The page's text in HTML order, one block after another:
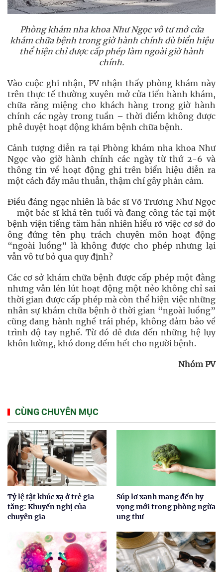
Phòng khám nha khoa Như Ngọc vô tư mở cửa
khám chữa bệnh trong giờ hành chính dù biển hiệu
thể hiện chỉ được cấp phép làm ngoài giờ hành
chính.
Vào cuộc ghi nhận, PV nhận thấy phòng khám này
trên thực tế thường xuyên mở cửa tiến hành khám,
chữa răng miệng cho khách hàng trong giờ hành
chính các ngày trong tuần – thời điểm không được
phê duyệt hoạt động khám bệnh chữa bệnh.
Cảnh tượng diễn ra tại Phòng khám nha khoa Như
Ngọc vào giờ hành chính các ngày từ thứ 2-6 và
thông tin về hoạt động ghi trên biển hiệu diễn ra
một cách đầy mâu thuẫn, thậm chí gây phản cảm.
Điều đáng ngạc nhiên là bác sĩ Võ Trương Như Ngọc
– một bác sĩ khá tên tuổi và đang công tác tại một
bệnh viện tiếng tăm hẳn nhiên hiểu rõ việc cơ sở do
ông đứng tên phụ trách chuyên môn hoạt động
“ngoài luồng” là không được cho phép nhưng lại
vẫn vô tư bỏ qua quy định?
Các cơ sở khám chữa bệnh được cấp phép một đằng
nhưng vẫn lén lút hoạt động một nẻo không chỉ sai
thời gian được cấp phép mà còn thể hiện việc những
nhân sự khám chữa bệnh ở thời gian “ngoài luồng”
cũng đang hành nghề trái phép, không đảm bảo về
trình độ tay nghề. Từ đó dễ đưa đến những hệ lụy
khôn lường, khó đong đếm hết cho người bệnh.
Nhóm PV
CÙNG CHUYÊN MỤC
Tỷ lệ tật khúc xạ ở trẻ gia
tăng: Khuyến nghị của
chuyên gia
Súp lơ xanh mang đến hy
vọng mới trong phòng ngừa
ung thư